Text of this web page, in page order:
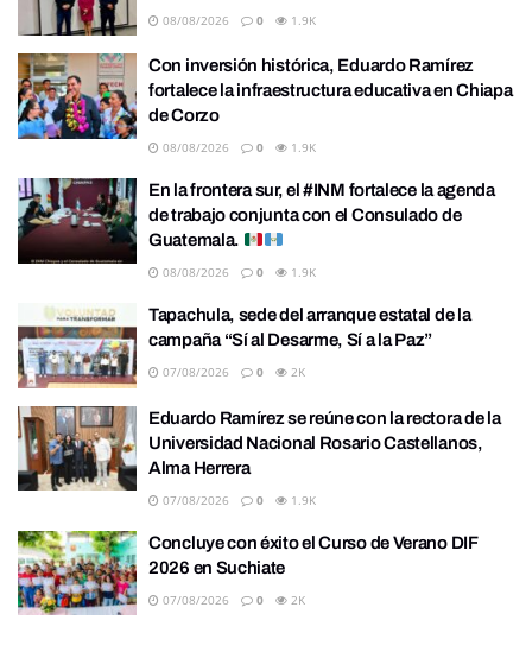
08/08/2026 0 1.9K
Con inversión histórica, Eduardo Ramírez
fortalece la infraestructura educativa en Chiapa
de Corzo
08/08/2026 0 1.9K
En la frontera sur, el #INM fortalece la agenda
de trabajo conjunta con el Consulado de
Guatemala.
08/08/2026 0 1.9K
Tapachula, sede del arranque estatal de la
campaña “Sí al Desarme, Sí a la Paz”
07/08/2026 0 2K
Eduardo Ramírez se reúne con la rectora de la
Universidad Nacional Rosario Castellanos,
Alma Herrera
07/08/2026 0 1.9K
Concluye con éxito el Curso de Verano DIF
2026 en Suchiate
07/08/2026 0 2K